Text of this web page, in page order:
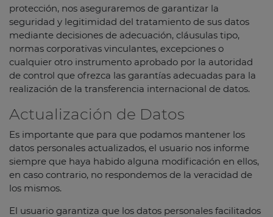
protección, nos aseguraremos de garantizar la
seguridad y legitimidad del tratamiento de sus datos
mediante decisiones de adecuación, cláusulas tipo,
normas corporativas vinculantes, excepciones o
cualquier otro instrumento aprobado por la autoridad
de control que ofrezca las garantías adecuadas para la
realización de la transferencia internacional de datos.
Actualización de Datos
Es importante que para que podamos mantener los
datos personales actualizados, el usuario nos informe
siempre que haya habido alguna modificación en ellos,
en caso contrario, no respondemos de la veracidad de
los mismos.
El usuario garantiza que los datos personales facilitados